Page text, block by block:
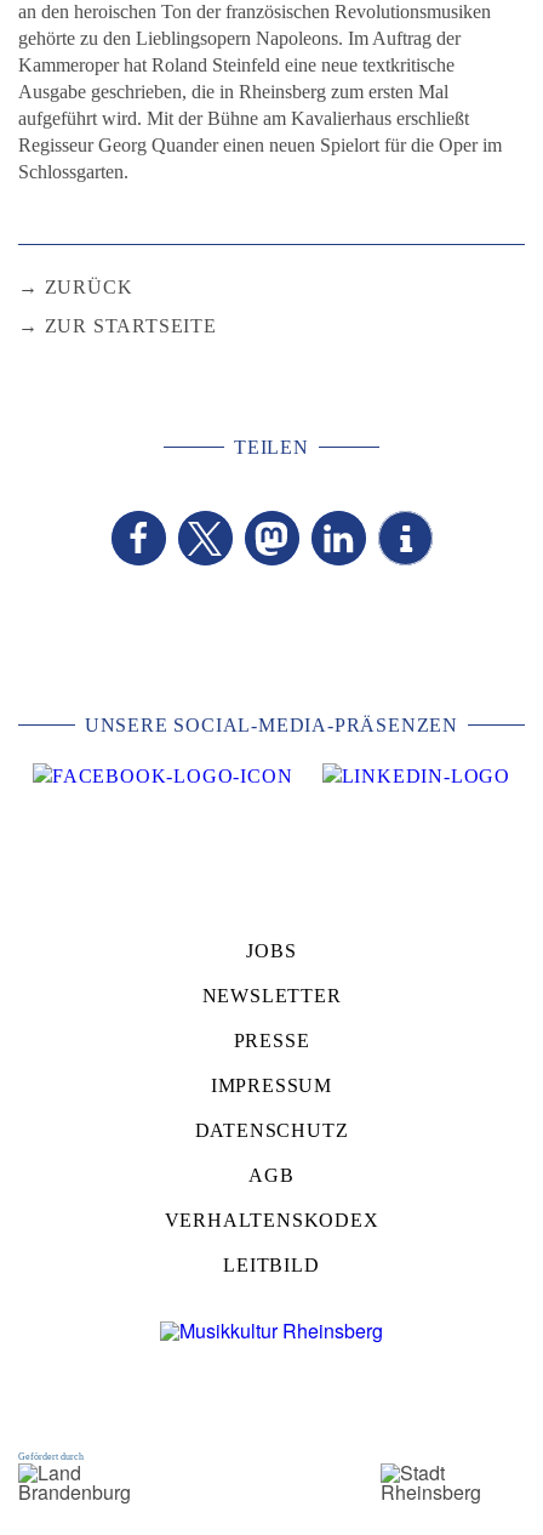
an den heroischen Ton der französischen Revolutionsmusiken
gehörte zu den Lieblingsopern Napoleons. Im Auftrag der
Kammeroper hat Roland Steinfeld eine neue textkritische
Ausgabe geschrieben, die in Rheinsberg zum ersten Mal
aufgeführt wird. Mit der Bühne am Kavalierhaus erschließt
Regisseur Georg Quander einen neuen Spielort für die Oper im
Schlossgarten.
ZURÜCK
ZUR STARTSEITE
TEILEN
UNSERE SOCIAL-MEDIA-PRÄSENZEN
JOBS
NEWSLETTER
PRESSE
IMPRESSUM
DATENSCHUTZ
AGB
VERHALTENSKODEX
LEITBILD
Gefördert durch